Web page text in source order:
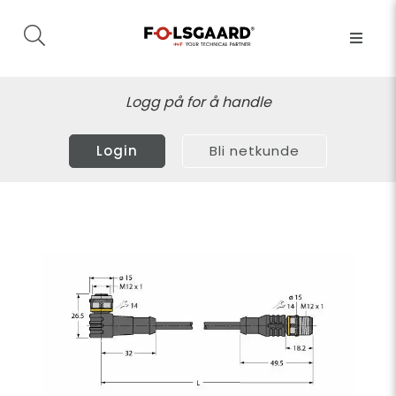
Logg på for å handle
Login Bli netkunde